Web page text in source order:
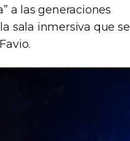
a las generaciones
sala inmersiva que se